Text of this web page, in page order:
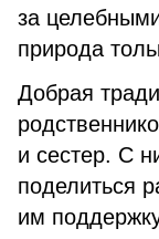
за
природа
Добрая
и сестер. С
поделиться
им